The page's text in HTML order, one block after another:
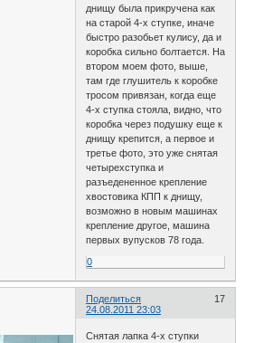
днищу была прикручена как
на старой 4-х ступке, иначе
быстро разобьет кулису, да и
коробка сильно болтается. На
втором моем фото, выше,
там где глушитель к коробке
тросом привязан, когда еще
4-х ступка стояла, видно, что
коробка через подушку еще к
днищу крепится, а первое и
третье фото, это уже снятая
четырехступка и
разъедененное крепление
хвостовика КПП к днищу,
возможно в новым машинах
крепление другое, машина
первых вупусков 78 года.
0
Поделиться
17
24.08.2011 23:03
Снятая лапка 4-х ступки